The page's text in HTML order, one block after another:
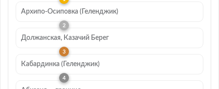
Архипо-Осиповка (Геленджик)
Должанская, Казачий Берег
Кабардинка (Геленджик)